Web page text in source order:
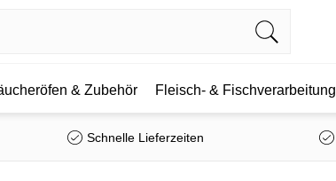
& Zubehör Fleisch- & Fischverarbeitung
Schnelle Lieferzeiten